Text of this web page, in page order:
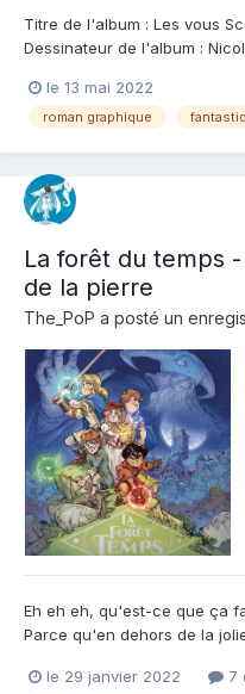
Titre de l'album : Les vous
Dessinateur de l'album :
Dans un village tranquille
rocher se décroche de la...
le 13 mai 2022
roman graphique
La forêt du temps
de la pierre
The_PoP a posté un
Eh eh eh, qu'est-ce que ça
Parce qu'en dehors de la
"enfants". Oui je suis parfois
le 29 janvier 2022 7